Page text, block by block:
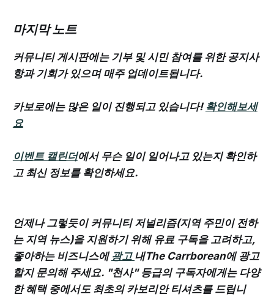
마지막 노트
커뮤니티 게시판에는 기부 및 시민 참여를 위한 공지사
항과 기회가 있으며 매주 업데이트됩니다.
카보로에는 많은 일이 진행되고 있습니다! 확인해보세
요
이벤트 캘린더에서 무슨 일이 일어나고 있는지 확인하
고 최신 정보를 확인하세요.
언제나 그렇듯이 커뮤니티 저널리즘(지역 주민이 전하
는 지역 뉴스)을 지원하기 위해 유료 구독을 고려하고,
좋아하는 비즈니스에 광고 내The Carrborean에 광고
할지 문의해 주세요. "천사" 등급의 구독자에게는 다양
한 혜택 중에서도 최초의 카보리안 티셔츠를 드립니